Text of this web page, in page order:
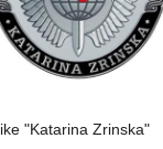
"Katarina Zrinska"